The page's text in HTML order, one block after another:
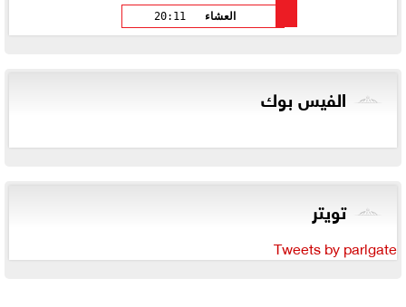
العشاء
20:11
الفيس بوك
تويتر
Tweets by parlgate